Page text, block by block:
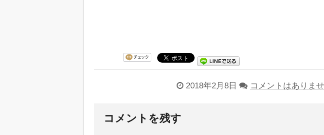
2018年2月8日 コメントはありませ
コメントを残す